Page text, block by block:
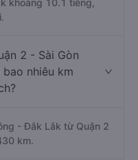
khoảng 10.1 tiếng,
2 - Sài Gòn
nhiêu km
- Đắk Lắk từ Quận 2
km.